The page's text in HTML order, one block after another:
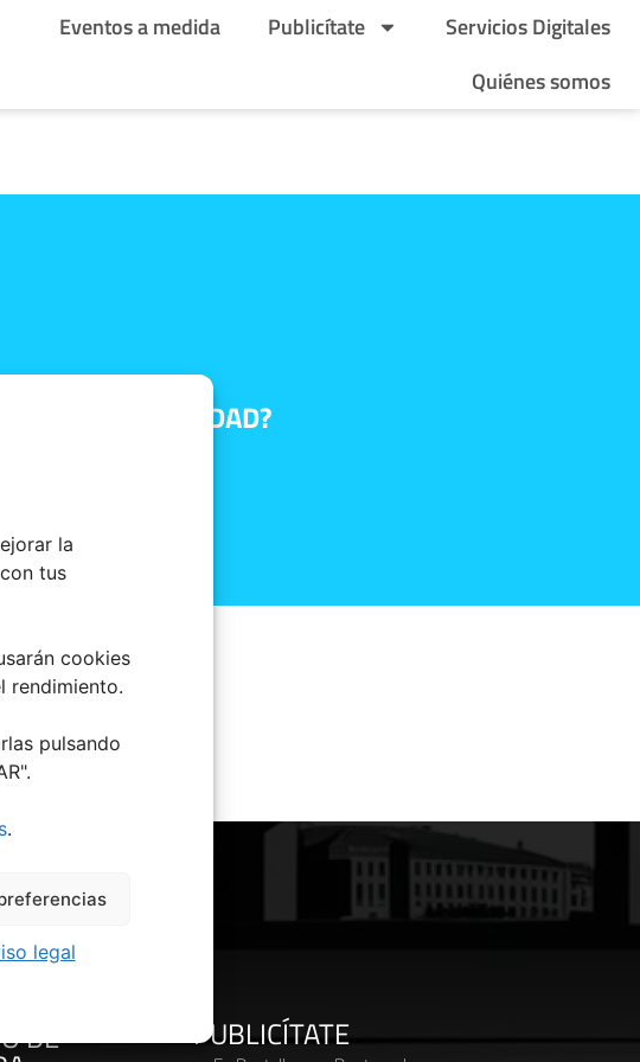
la
tus
cookies
rendimiento.
pulsando
.
legal
Eventos a medida Publicítate
Servicios Digitales
Quiénes somos
DE TU CIUDAD?
DE PUBLICÍTATE